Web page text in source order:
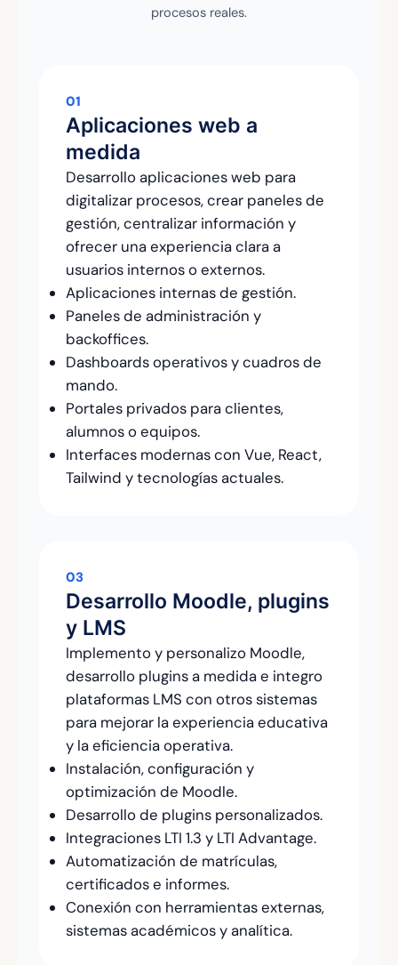
procesos reales.
01
Aplicaciones web a
medida
Desarrollo aplicaciones web para
digitalizar procesos, crear paneles de
gestión, centralizar información y
ofrecer una experiencia clara a
usuarios internos o externos.
Aplicaciones internas de gestión.
Paneles de administración y
backoffices.
Dashboards operativos y cuadros de
mando.
Portales privados para clientes,
alumnos o equipos.
Interfaces modernas con Vue, React,
Tailwind y tecnologías actuales.
03
Desarrollo Moodle, plugins
y LMS
Implemento y personalizo Moodle,
desarrollo plugins a medida e integro
plataformas LMS con otros sistemas
para mejorar la experiencia educativa
y la eficiencia operativa.
Instalación, configuración y
optimización de Moodle.
Desarrollo de plugins personalizados.
Integraciones LTI 1.3 y LTI Advantage.
Automatización de matrículas,
certificados e informes.
Conexión con herramientas externas,
sistemas académicos y analítica.